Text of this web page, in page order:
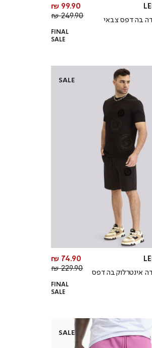
בהדפס צבאי
מחיר
מוצר
99.90 ₪
מחיר
249.90 ₪
FINAL
SALE
SALE
אינטרלוק בהדפס
מחיר
מוצר
74.90 ₪
מחיר
229.90 ₪
FINAL
SALE
SALE